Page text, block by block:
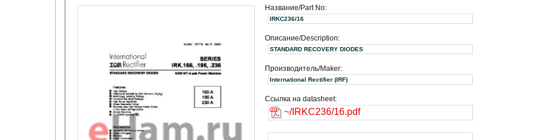
Название/Part No:
IRKC236/16
Описание/Description:
STANDARD RECOVERY DIODES
Производитель/Maker:
International Rectifier (IRF)
Ссылка на datasheet:
~/IRKC236/16.pdf